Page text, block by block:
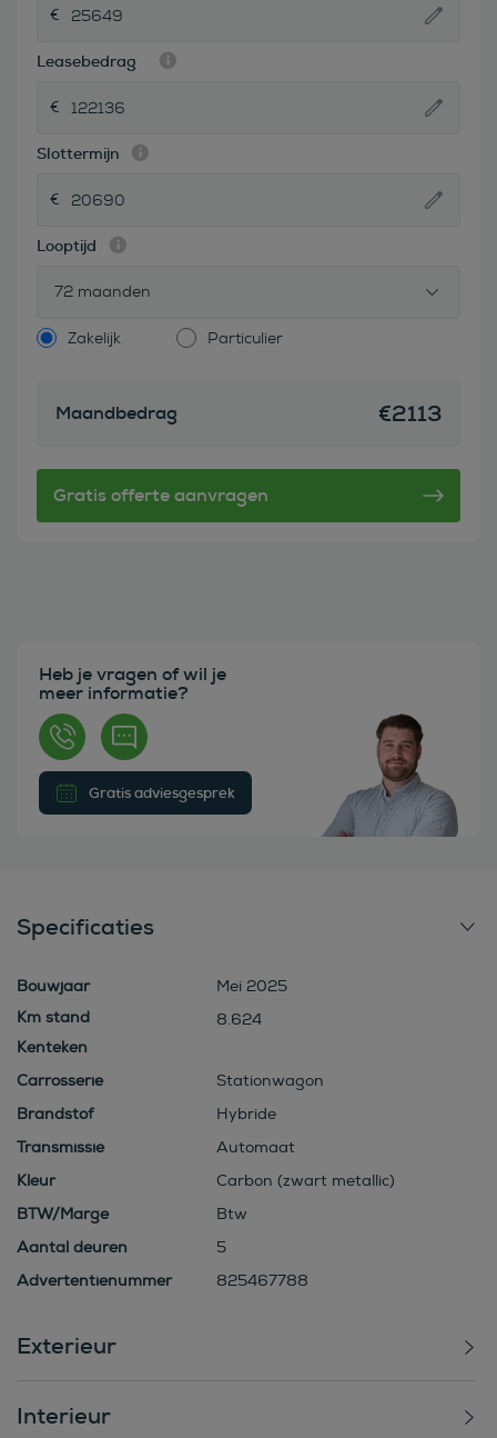
Leasebedrag
Slottermijn
Looptijd
72 maanden
Zakelijk Particulier
Maandbedrag €2113
Heb je vragen of wil je
meer informatie?
Gratis adviesgesprek
Specificaties
Bouwjaar
Mei 2025
8.624
Kenteken
Carrosserie
Stationwagon
Brandstof
Hybride
Transmissie
Automaat
Kleur
Carbon (zwart metallic)
BTW/Marge
Btw
Aantal deuren
5
Advertentienummer
825467788
Exterieur
Interieur